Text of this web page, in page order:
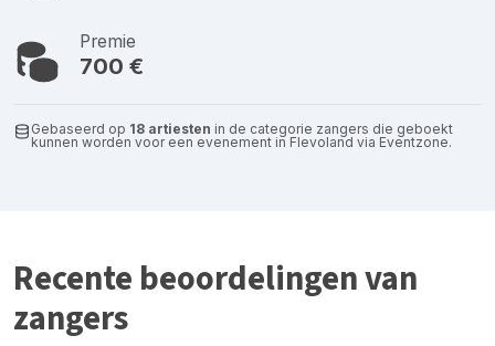
Premie
700 €
Gebaseerd op 18 artiesten in de categorie zangers die geboekt
kunnen worden voor een evenement in Flevoland via Eventzone.
Recente beoordelingen van
zangers